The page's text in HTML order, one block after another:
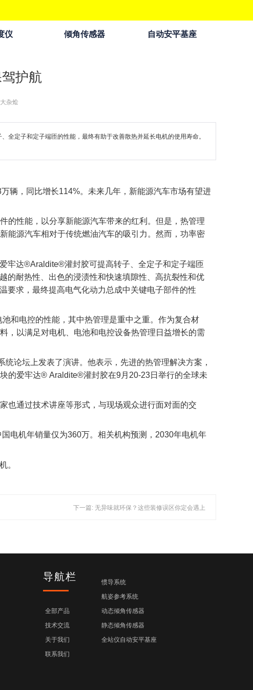
仪 倾角传感器 自动安平基座
护航
杂烩
定子和定子端匝的性能，最终有助于改善散热并延长电机的使用寿命。
辆，同比增长114%。未来几年，新能源汽车市场有望进
的性能，以分享新能源汽车带来的红利。但是，热管理
能源汽车相对于传统燃油汽车的吸引力。然而，功率密
牢达®Araldite®灌封胶可提高转子、全定子和定子端匝
的耐热性、出色的浸渍性和快速填隙性、高抗裂性和优
要求，最终提高电气化动力总成中关键电子部件的性
和电控的性能，其中热管理是重中之重。作为复合材
，以满足对电机、电池和电控设备热管理日益增长的需
论坛上发表了演讲。他表示，先进的热管理解决方案，
的爱牢达® Araldite®灌封胶在9月20-23日举行的全球未
也通过技术讲座等形式，与现场观众进行面对面的交
电机年销量仅为360万。相关机构预测，2030年电机年
。
下一篇: 无异味就环保？这些装修误区你定会遇上
导航栏
全部产品
技术交流
关于我们
联系我们
惯导系统
航姿参考系统
动态倾角传感器
静态倾角传感器
全站仪自动安平基座